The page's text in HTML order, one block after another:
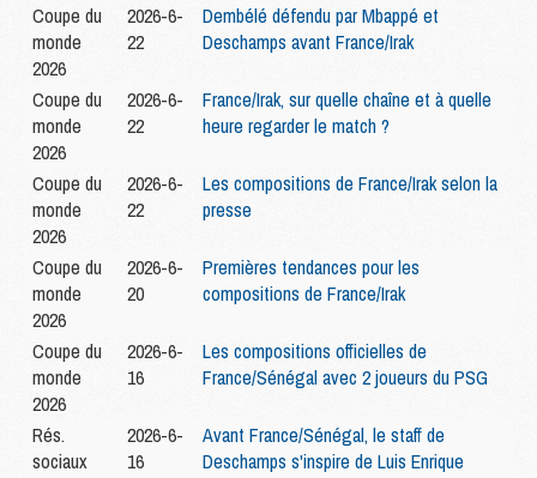
Coupe du
monde
2026
2026-6-
22
Dembélé défendu par Mbappé et
Deschamps avant France/Irak
Coupe du
monde
2026
2026-6-
22
France/Irak, sur quelle chaîne et à quelle
heure regarder le match ?
Coupe du
monde
2026
2026-6-
22
Les compositions de France/Irak selon la
presse
Coupe du
monde
2026
2026-6-
20
Premières tendances pour les
compositions de France/Irak
Coupe du
monde
2026
2026-6-
16
Les compositions officielles de
France/Sénégal avec 2 joueurs du PSG
Rés.
sociaux
2026-6-
16
Avant France/Sénégal, le staff de
Deschamps s'inspire de Luis Enrique